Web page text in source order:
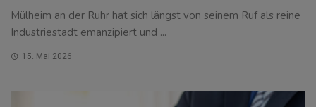
Mülheim an der Ruhr hat sich längst von seinem Ruf als reine
Industriestadt emanzipiert und ...
15. Mai 2026